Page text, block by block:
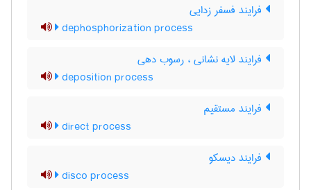
فرایند فسفر زدایی
dephosphorization process
فرایند لایه نشانی ، رسوب دهی
deposition process
فرایند مستقیم
direct process
فرایند دیسکو
disco process